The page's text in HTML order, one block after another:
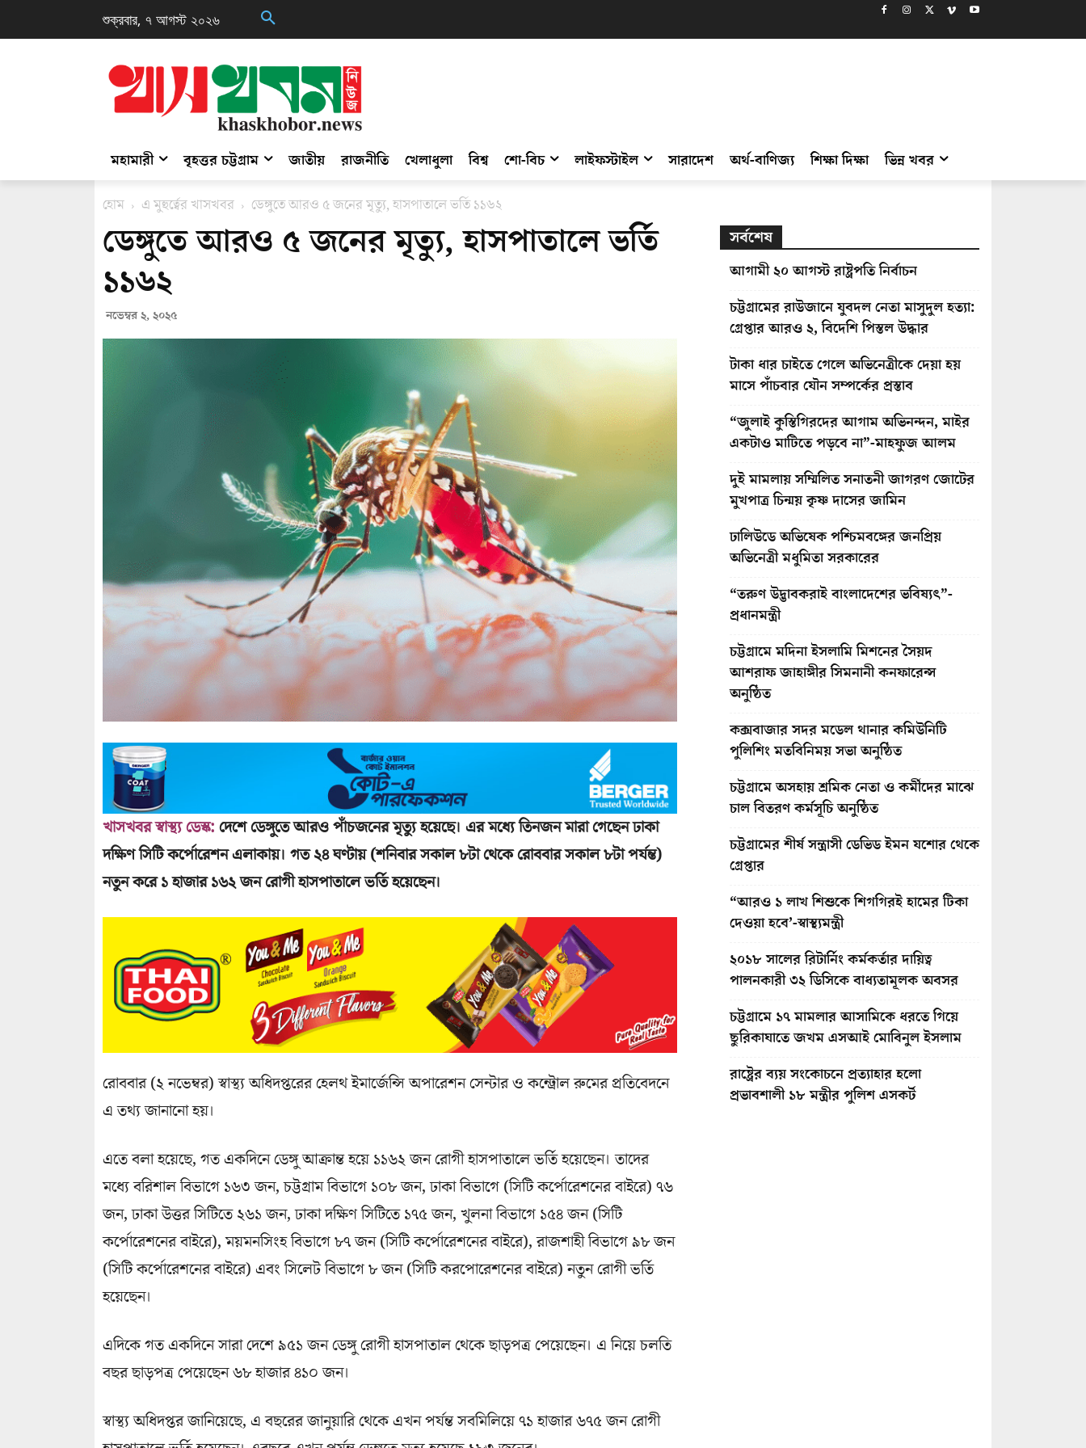
শুক্রবার, ৭ আগস্ট ২০২৬
মহামারী বৃহত্তর চট্টগ্রাম জাতীয় রাজনীতি খেলাধুলা বিশ্ব শো-বিচ লাইফস্টাইল সারাদেশ অর্থ-বাণিজ্য শিক্ষা দিক্ষা ভিন্ন খবর
হোম এ মুহুর্ত্বের খাসখবর ডেঙ্গুতে আরও ৫ জনের মৃত্যু, হাসপাতালে ভর্তি ১১৬২
ডেঙ্গুতে আরও ৫ জনের মৃত্যু, হাসপাতালে ভর্তি
১১৬২
নভেম্বর ২, ২০২৫
খাসখবর স্বাস্থ্য ডেস্ক: দেশে ডেঙ্গুতে আরও পাঁচজনের মৃত্যু হয়েছে। এর মধ্যে তিনজন মারা গেছেন ঢাকা
দক্ষিণ সিটি কর্পোরেশন এলাকায়। গত ২৪ ঘণ্টায় (শনিবার সকাল ৮টা থেকে রোববার সকাল ৮টা পর্যন্ত)
নতুন করে ১ হাজার ১৬২ জন রোগী হাসপাতালে ভর্তি হয়েছেন।
রোববার (২ নভেম্বর) স্বাস্থ্য অধিদপ্তরের হেলথ ইমার্জেন্সি অপারেশন সেন্টার ও কন্ট্রোল রুমের প্রতিবেদনে
এ তথ্য জানানো হয়।
এতে বলা হয়েছে, গত একদিনে ডেঙ্গু আক্রান্ত হয়ে ১১৬২ জন রোগী হাসপাতালে ভর্তি হয়েছেন। তাদের
মধ্যে বরিশাল বিভাগে ১৬৩ জন, চট্টগ্রাম বিভাগে ১০৮ জন, ঢাকা বিভাগে (সিটি কর্পোরেশনের বাইরে) ৭৬
জন, ঢাকা উত্তর সিটিতে ২৬১ জন, ঢাকা দক্ষিণ সিটিতে ১৭৫ জন, খুলনা বিভাগে ১৫৪ জন (সিটি
কর্পোরেশনের বাইরে), ময়মনসিংহ বিভাগে ৮৭ জন (সিটি কর্পোরেশনের বাইরে), রাজশাহী বিভাগে ৯৮ জন
(সিটি কর্পোরেশনের বাইরে) এবং সিলেট বিভাগে ৮ জন (সিটি করপোরেশনের বাইরে) নতুন রোগী ভর্তি
হয়েছেন।
এদিকে গত একদিনে সারা দেশে ৯৫১ জন ডেঙ্গু রোগী হাসপাতাল থেকে ছাড়পত্র পেয়েছেন। এ নিয়ে চলতি
বছর ছাড়পত্র পেয়েছেন ৬৮ হাজার ৪১০ জন।
স্বাস্থ্য অধিদপ্তর জানিয়েছে, এ বছরের জানুয়ারি থেকে এখন পর্যন্ত সবমিলিয়ে ৭১ হাজার ৬৭৫ জন রোগী
সর্বশেষ
আগামী ২০ আগস্ট রাষ্ট্রপতি নির্বাচন
চট্টগ্রামের রাউজানে যুবদল নেতা মাসুদুল হত্যা:
গ্রেপ্তার আরও ২, বিদেশি পিস্তল উদ্ধার
টাকা ধার চাইতে গেলে অভিনেত্রীকে দেয়া হয়
মাসে পাঁচবার যৌন সম্পর্কের প্রস্তাব
“জুলাই কুস্তিগিরদের আগাম অভিনন্দন, মাইর
একটাও মাটিতে পড়বে না”-মাহফুজ আলম
দুই মামলায় সম্মিলিত সনাতনী জাগরণ জোটের
মুখপাত্র চিন্ময় কৃষ্ণ দাসের জামিন
ঢালিউডে অভিষেক পশ্চিমবঙ্গের জনপ্রিয়
অভিনেত্রী মধুমিতা সরকারের
“তরুণ উদ্ভাবকরাই বাংলাদেশের ভবিষ্যৎ”-
প্রধানমন্ত্রী
চট্টগ্রামে মদিনা ইসলামি মিশনের সৈয়দ
আশরাফ জাহাঙ্গীর সিমনানী কনফারেন্স
অনুষ্ঠিত
কক্সবাজার সদর মডেল থানার কমিউনিটি
পুলিশিং মতবিনিময় সভা অনুষ্ঠিত
চট্টগ্রামে অসহায় শ্রমিক নেতা ও কর্মীদের মাঝে
চাল বিতরণ কর্মসূচি অনুষ্ঠিত
চট্টগ্রামের শীর্ষ সন্ত্রাসী ডেভিড ইমন যশোর থেকে
গ্রেপ্তার
“আরও ১ লাখ শিশুকে শিগগিরই হামের টিকা
দেওয়া হবে’-স্বাস্থ্যমন্ত্রী
২০১৮ সালের রিটার্নিং কর্মকর্তার দায়িত্ব
পালনকারী ৩২ ডিসিকে বাধ্যতামূলক অবসর
চট্টগ্রামে ১৭ মামলার আসামিকে ধরতে গিয়ে
ছুরিকাঘাতে জখম এসআই মোবিনুল ইসলাম
রাষ্ট্রের ব্যয় সংকোচনে প্রত্যাহার হলো
প্রভাবশালী ১৮ মন্ত্রীর পুলিশ এসকর্ট